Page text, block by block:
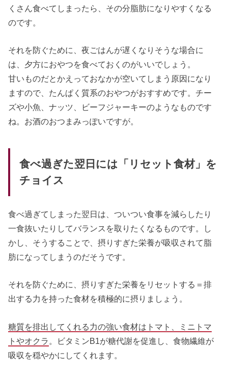
くさん食べてしまったら、その分脂肪になりやすくなる
のです。
それを防ぐために、夜ごはんが遅くなりそうな場合に
は、夕方におやつを食べておくのがいいでしょう。
甘いものだとかえっておなかが空いてしまう原因になり
ますので、たんぱく質系のおやつがおすすめです。チー
ズや小魚、ナッツ、ビーフジャーキーのようなものです
ね。お酒のおつまみっぽいですが。
食べ過ぎた翌日には「リセット食材」を
チョイス
食べ過ぎてしまった翌日は、ついつい食事を減らしたり
一食抜いたりしてバランスを取りたくなるものです。し
かし、そうすることで、摂りすぎた栄養が吸収されて脂
肪になってしまうのだそうです。
それを防ぐために、摂りすぎた栄養をリセットする＝排
出する力を持った食材を積極的に摂りましょう。
糖質を排出してくれる力の強い食材はトマト、ミニトマ
トやオクラ 。ビタミンB1が糖代謝を促進し、食物繊維が
吸収を穏やかにしてくれます。